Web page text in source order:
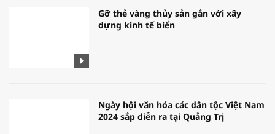
Gỡ thẻ vàng thủy sản gắn với xây
dựng kinh tế biển
Ngày hội văn hóa các dân tộc Việt Nam
2024 sắp diễn ra tại Quảng Trị